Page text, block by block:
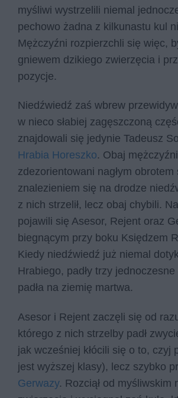
myśliwi wystrzelili niemal
pechowo żadna z kilkunastu kul
Mężczyźni rozpierzchli się więc,
gniewem dzikiego zwierzęcia i
pozycje.
Niedźwiedź zaś wbrew
w nieco słabiej zagęszczoną
znajdowali się jedynie Tadeusz
Hrabia Horeszko. Obaj
zdezorientowani nagłym obrotem
znalezieniem się na drodze
z nich strzelił, lecz obaj chybili.
pojawili się Asesor, Rejent oraz
biegnącym przy boku Księdzem
Kiedy niedźwiedź już niemal
Hrabiego, padły trzy jednoczesne
padła na ziemię martwa.
Asesor i Rejent zaczęli się od
którego z nich strzelby padł
jak wcześniej kłócili się o to, czyj
jest wyższej klasy), lecz szybko
Gerwazy. Rozciął od myśliwskim